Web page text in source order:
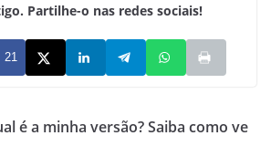
Partilhe-o nas redes sociais!
21
é a minha versão? Saiba como ve